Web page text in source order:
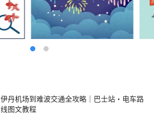
伊丹机场到难波交通全攻略｜巴士站・电车路
线图文教程